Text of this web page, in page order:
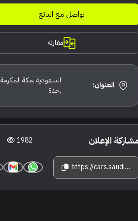
تواصل مع البائع
مقارنة
العنوان:
السعودية ,مكة المكرمة
,جدة
الإعلان 1982
https://cars.saudisale.com/listings/NmL9yc/2024-%D9%84%D9%88%D8%B3%D9%8A%D8%AF-%D8%A7%D9%8A%D8%B1-%D8%A8%D9%8A%D9%88%D8%B1